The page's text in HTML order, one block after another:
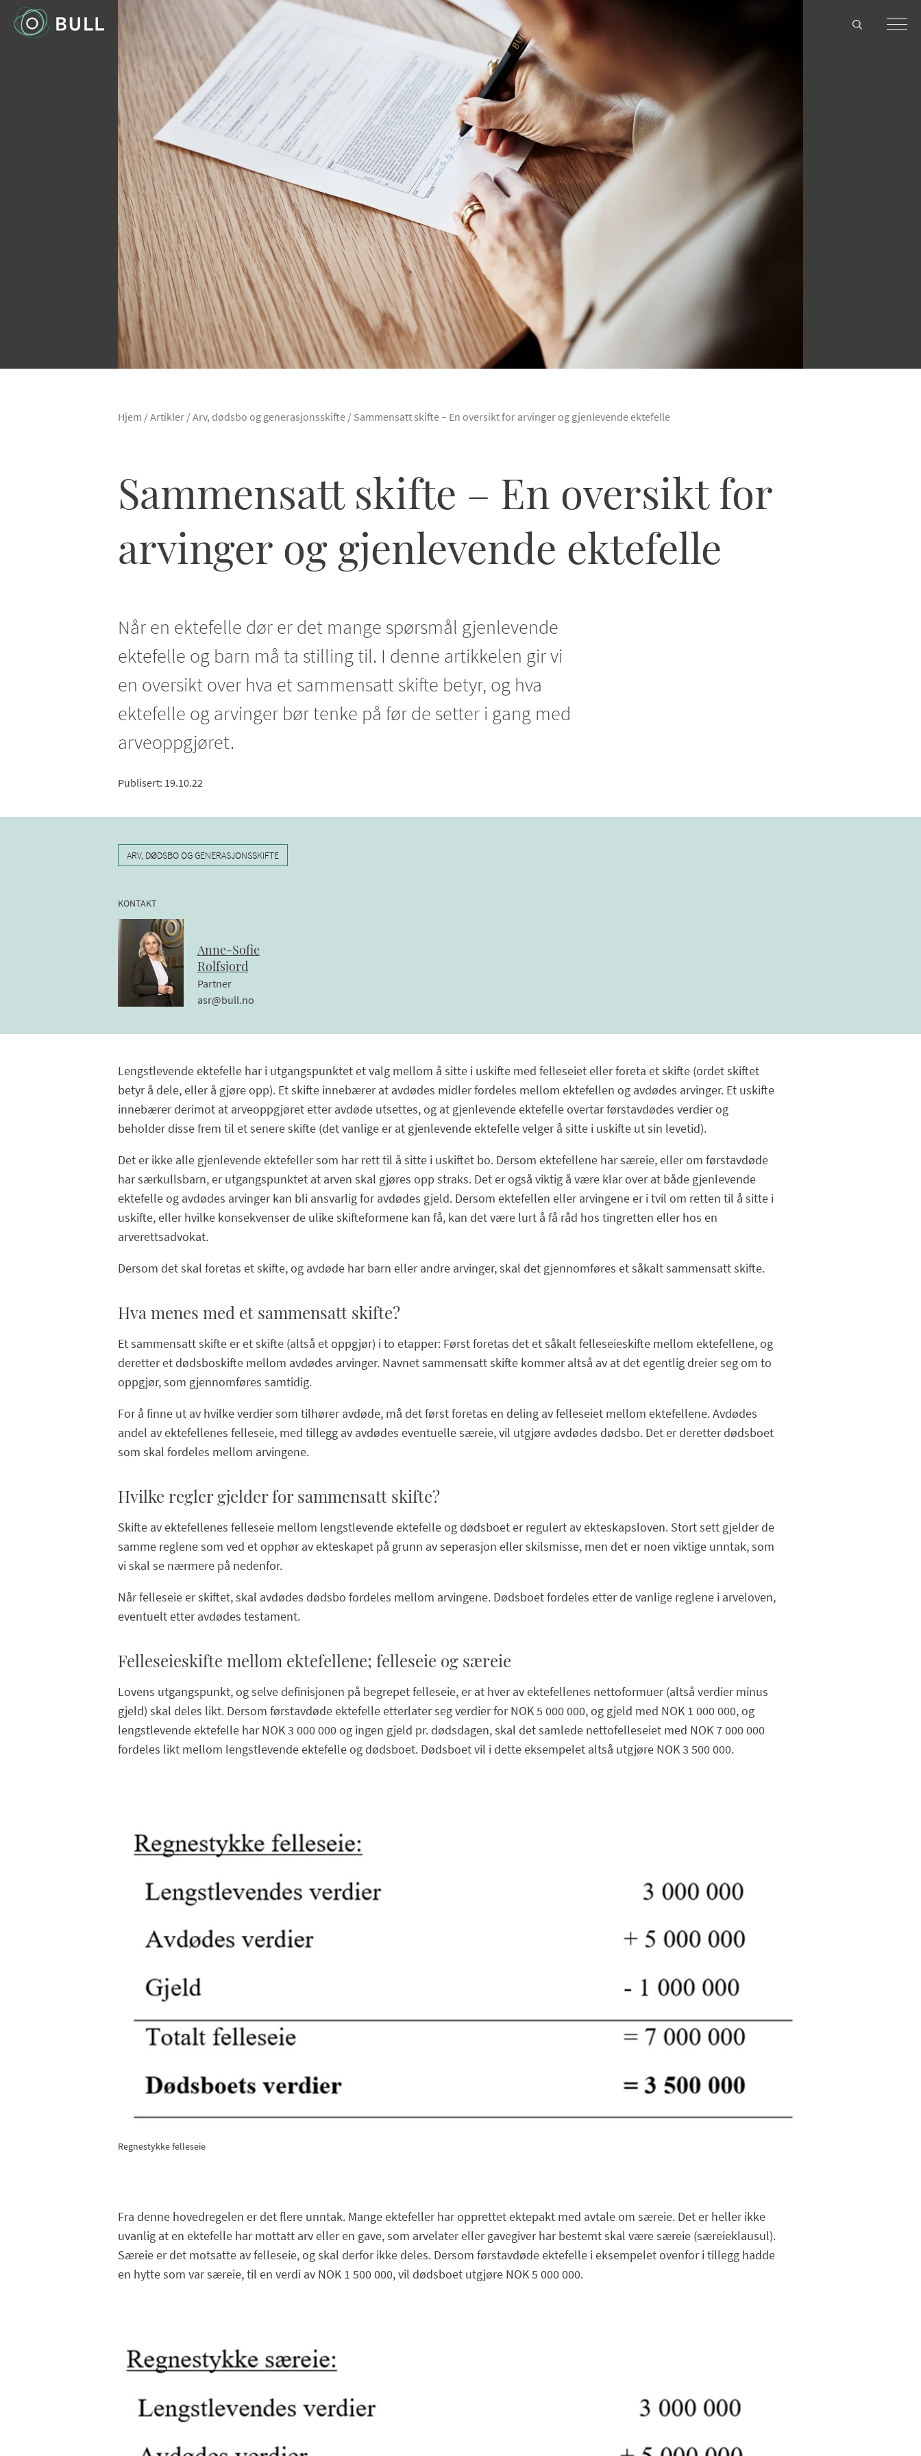
Hjem /Artikler /Arv, dødsbo og generasjonsskifte / Sammensatt skifte – En oversikt for arvinger og gjenlevende ektefelle
Sammensatt skifte – En oversikt for
arvinger og gjenlevende ektefelle
Når en ektefelle dør er det mange spørsmål gjenlevende
ektefelle og barn må ta stilling til. I denne artikkelen gir vi
en oversikt over hva et sammensatt skifte betyr, og hva
ektefelle og arvinger bør tenke på før de setter i gang med
arveoppgjøret.
Publisert: 19.10.22
ARV, DØDSBO OG GENERASJONSSKIFTE
KONTAKT
Anne-Sofie
Rolfsjord
Partner
asr@bull.no
Lengstlevende ektefelle har i utgangspunktet et valg mellom å sitte i uskifte med felleseiet eller foreta et skifte (ordet skiftet
betyr å dele, eller å gjøre opp). Et skifte innebærer at avdødes midler fordeles mellom ektefellen og avdødes arvinger. Et uskifte
innebærer derimot at arveoppgjøret etter avdøde utsettes, og at gjenlevende ektefelle overtar førstavdødes verdier og
beholder disse frem til et senere skifte (det vanlige er at gjenlevende ektefelle velger å sitte i uskifte ut sin levetid).
Det er ikke alle gjenlevende ektefeller som har rett til å sitte i uskiftet bo. Dersom ektefellene har særeie, eller om førstavdøde
har særkullsbarn, er utgangspunktet at arven skal gjøres opp straks. Det er også viktig å være klar over at både gjenlevende
ektefelle og avdødes arvinger kan bli ansvarlig for avdødes gjeld. Dersom ektefellen eller arvingene er i tvil om retten til å sitte i
uskifte, eller hvilke konsekvenser de ulike skifteformene kan få, kan det være lurt å få råd hos tingretten eller hos en
arverettsadvokat.
Dersom det skal foretas et skifte, og avdøde har barn eller andre arvinger, skal det gjennomføres et såkalt sammensatt skifte.
Hva menes med et sammensatt skifte?
Et sammensatt skifte er et skifte (altså et oppgjør) i to etapper: Først foretas det et såkalt felleseieskifte mellom ektefellene, og
deretter et dødsboskifte mellom avdødes arvinger. Navnet sammensatt skifte kommer altså av at det egentlig dreier seg om to
oppgjør, som gjennomføres samtidig.
For å finne ut av hvilke verdier som tilhører avdøde, må det først foretas en deling av felleseiet mellom ektefellene. Avdødes
andel av ektefellenes felleseie, med tillegg av avdødes eventuelle særeie, vil utgjøre avdødes dødsbo. Det er deretter dødsboet
som skal fordeles mellom arvingene.
Hvilke regler gjelder for sammensatt skifte?
Skifte av ektefellenes felleseie mellom lengstlevende ektefelle og dødsboet er regulert av ekteskapsloven. Stort sett gjelder de
samme reglene som ved et opphør av ekteskapet på grunn av seperasjon eller skilsmisse, men det er noen viktige unntak, som
vi skal se nærmere på nedenfor.
Når felleseie er skiftet, skal avdødes dødsbo fordeles mellom arvingene. Dødsboet fordeles etter de vanlige reglene i arveloven,
eventuelt etter avdødes testament.
Felleseieskifte mellom ektefellene; felleseie og særeie
Lovens utgangspunkt, og selve definisjonen på begrepet felleseie, er at hver av ektefellenes nettoformuer (altså verdier minus
gjeld) skal deles likt. Dersom førstavdøde ektefelle etterlater seg verdier for NOK 5 000 000, og gjeld med NOK 1 000 000, og
lengstlevende ektefelle har NOK 3 000 000 og ingen gjeld pr. dødsdagen, skal det samlede nettofelleseiet med NOK 7 000 000
fordeles likt mellom lengstlevende ektefelle og dødsboet. Dødsboet vil i dette eksempelet altså utgjøre NOK 3 500 000.
Regnestykke felleseie
Fra denne hovedregelen er det flere unntak. Mange ektefeller har opprettet ektepakt med avtale om særeie. Det er heller ikke
uvanlig at en ektefelle har mottatt arv eller en gave, som arvelater eller gavegiver har bestemt skal være særeie (særeieklausul).
Særeie er det motsatte av felleseie, og skal derfor ikke deles. Dersom førstavdøde ektefelle i eksempelet ovenfor i tillegg hadde
en hytte som var særeie, til en verdi av NOK 1 500 000, vil dødsboet utgjøre NOK 5 000 000.